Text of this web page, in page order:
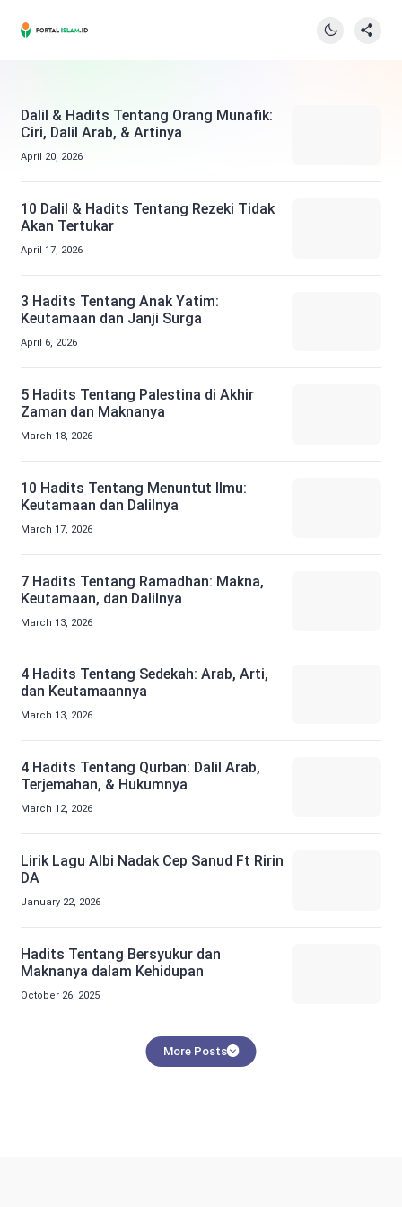
Dalil & Hadits Tentang Orang Munafik:
Ciri, Dalil Arab, & Artinya
April 20, 2026
10 Dalil & Hadits Tentang Rezeki Tidak
Akan Tertukar
April 17, 2026
3 Hadits Tentang Anak Yatim:
Keutamaan dan Janji Surga
April 6, 2026
5 Hadits Tentang Palestina di Akhir
Zaman dan Maknanya
March 18, 2026
10 Hadits Tentang Menuntut Ilmu:
Keutamaan dan Dalilnya
March 17, 2026
7 Hadits Tentang Ramadhan: Makna,
Keutamaan, dan Dalilnya
March 13, 2026
4 Hadits Tentang Sedekah: Arab, Arti,
dan Keutamaannya
March 13, 2026
4 Hadits Tentang Qurban: Dalil Arab,
Terjemahan, & Hukumnya
March 12, 2026
Lirik Lagu Albi Nadak Cep Sanud Ft Ririn
DA
January 22, 2026
Hadits Tentang Bersyukur dan
Maknanya dalam Kehidupan
October 26, 2025
More Posts